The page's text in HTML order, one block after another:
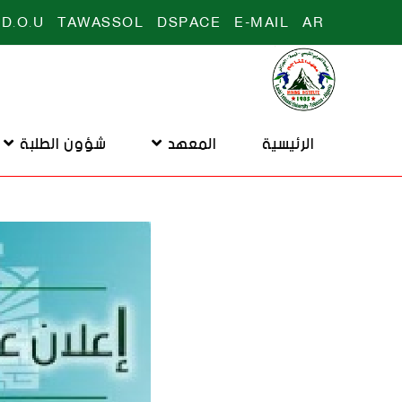
AR
E-MAIL
DSPACE
TAWASSOL
D.O.U
الرئيسية المعهد شؤون الطلبة